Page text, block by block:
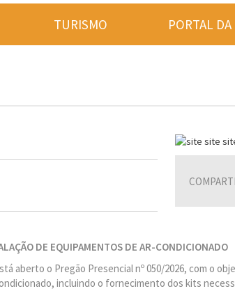
TURISMO PORTAL
DE EQUIPAMENTOS DE AR-CONDICIONADO
aberto o Pregão Presencial nº 050/2026, com o
incluindo o fornecimento dos kits